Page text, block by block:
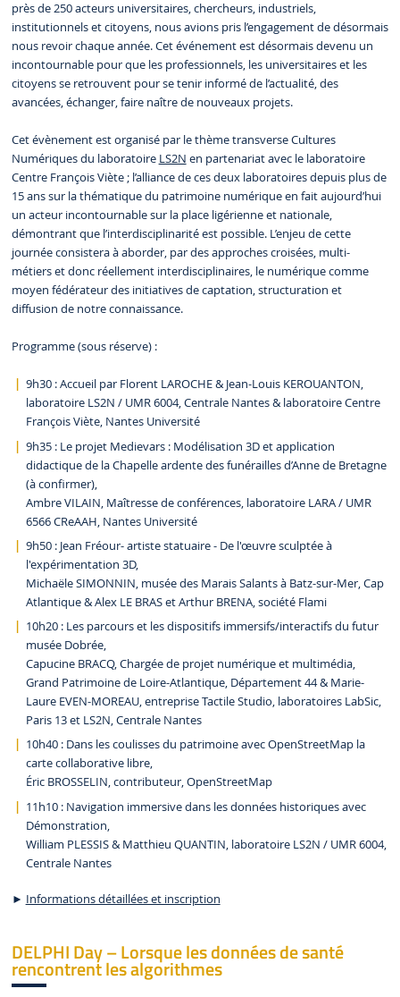
près de 250 acteurs universitaires, chercheurs, industriels,
institutionnels et citoyens, nous avions pris l’engagement de désormais
nous revoir chaque année. Cet événement est désormais devenu un
incontournable pour que les professionnels, les universitaires et les
citoyens se retrouvent pour se tenir informé de l’actualité, des
avancées, échanger, faire naître de nouveaux projets.
Cet évènement est organisé par le thème transverse Cultures
Numériques du laboratoire LS2N en partenariat avec le laboratoire
Centre François Viète ; l’alliance de ces deux laboratoires depuis plus de
15 ans sur la thématique du patrimoine numérique en fait aujourd’hui
un acteur incontournable sur la place ligérienne et nationale,
démontrant que l’interdisciplinarité est possible. L’enjeu de cette
journée consistera à aborder, par des approches croisées, multi-
métiers et donc réellement interdisciplinaires, le numérique comme
moyen fédérateur des initiatives de captation, structuration et
diffusion de notre connaissance.
Programme (sous réserve) :
9h30 : Accueil par Florent LAROCHE & Jean-Louis KEROUANTON,
laboratoire LS2N / UMR 6004, Centrale Nantes & laboratoire Centre
François Viète, Nantes Université
9h35 : Le projet Medievars : Modélisation 3D et application
didactique de la Chapelle ardente des funérailles d’Anne de Bretagne
(à confirmer),
Ambre VILAIN, Maîtresse de conférences, laboratoire LARA / UMR
6566 CReAAH, Nantes Université
9h50 : Jean Fréour- artiste statuaire - De l'œuvre sculptée à
l'expérimentation 3D,
Michaële SIMONNIN, musée des Marais Salants à Batz-sur-Mer, Cap
Atlantique & Alex LE BRAS et Arthur BRENA, société Flami
10h20 : Les parcours et les dispositifs immersifs/interactifs du futur
musée Dobrée,
Capucine BRACQ, Chargée de projet numérique et multimédia,
Grand Patrimoine de Loire-Atlantique, Département 44 & Marie-
Laure EVEN-MOREAU, entreprise Tactile Studio, laboratoires LabSic,
Paris 13 et LS2N, Centrale Nantes
10h40 : Dans les coulisses du patrimoine avec OpenStreetMap la
carte collaborative libre,
Éric BROSSELIN, contributeur, OpenStreetMap
11h10 : Navigation immersive dans les données historiques avec
Démonstration,
William PLESSIS & Matthieu QUANTIN, laboratoire LS2N / UMR 6004,
Centrale Nantes
► Informations détaillées et inscription
DELPHI Day – Lorsque les données de santé
rencontrent les algorithmes